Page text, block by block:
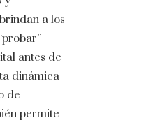
a los
antes de
dinámica
de
permite